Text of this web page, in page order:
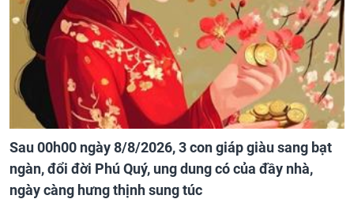
Sau 00h00 ngày 8/8/2026, 3 con giáp giàu sang bạt
ngàn, đổi đời Phú Quý, ung dung có của đầy nhà,
ngày càng hưng thịnh sung túc